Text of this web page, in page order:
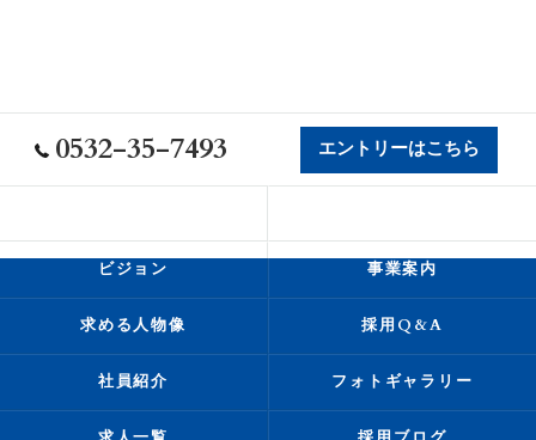
0532-35-7493 エントリーはこちら
ビジョン 事業案内
求める人物像 採用Q&A
社員紹介 フォトギャラリー